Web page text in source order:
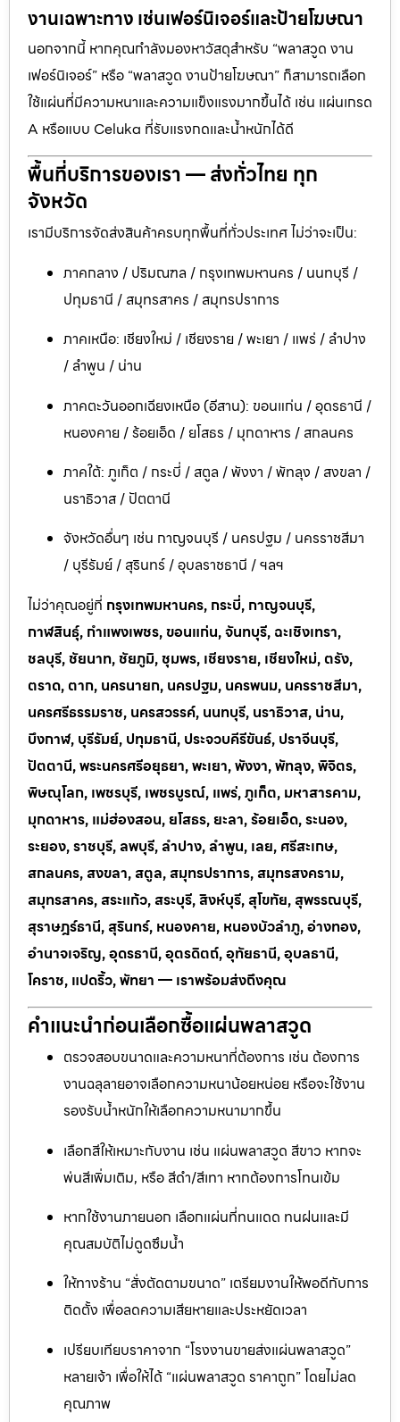
งานเฉพาะทาง เช่นเฟอร์นิเจอร์และป้ายโฆษณา
นอกจากนี้ หากคุณกำลังมองหาวัสดุสำหรับ “พลาสวูด งาน
เฟอร์นิเจอร์” หรือ “พลาสวูด งานป้ายโฆษณา” ก็สามารถเลือก
ใช้แผ่นที่มีความหนาและความแข็งแรงมากขึ้นได้ เช่น แผ่นเกรด
A หรือแบบ Celuka ที่รับแรงกดและน้ำหนักได้ดี
พื้นที่บริการของเรา — ส่งทั่วไทย ทุก
จังหวัด
เรามีบริการจัดส่งสินค้าครบทุกพื้นที่ทั่วประเทศ ไม่ว่าจะเป็น:
ภาคกลาง / ปริมณฑล / กรุงเทพมหานคร / นนทบุรี /
ปทุมธานี / สมุทรสาคร / สมุทรปราการ
ภาคเหนือ: เชียงใหม่ / เชียงราย / พะเยา / แพร่ / ลำปาง
/ ลำพูน / น่าน
ภาคตะวันออกเฉียงเหนือ (อีสาน): ขอนแก่น / อุดรธานี /
หนองคาย / ร้อยเอ็ด / ยโสธร / มุกดาหาร / สกลนคร
ภาคใต้: ภูเก็ต / กระบี่ / สตูล / พังงา / พัทลุง / สงขลา /
นราธิวาส / ปัตตานี
จังหวัดอื่นๆ เช่น กาญจนบุรี / นครปฐม / นครราชสีมา
/ บุรีรัมย์ / สุรินทร์ / อุบลราชธานี / ฯลฯ
ไม่ว่าคุณอยู่ที่ กรุงเทพมหานคร, กระบี่, กาญจนบุรี,
กาฬสินธุ์, กำแพงเพชร, ขอนแก่น, จันทบุรี, ฉะเชิงเทรา,
ชลบุรี, ชัยนาท, ชัยภูมิ, ชุมพร, เชียงราย, เชียงใหม่, ตรัง,
ตราด, ตาก, นครนายก, นครปฐม, นครพนม, นครราชสีมา,
นครศรีธรรมราช, นครสวรรค์, นนทบุรี, นราธิวาส, น่าน,
บึงกาฬ, บุรีรัมย์, ปทุมธานี, ประจวบคีรีขันธ์, ปราจีนบุรี,
ปัตตานี, พระนครศรีอยุธยา, พะเยา, พังงา, พัทลุง, พิจิตร,
พิษณุโลก, เพชรบุรี, เพชรบูรณ์, แพร่, ภูเก็ต, มหาสารคาม,
มุกดาหาร, แม่ฮ่องสอน, ยโสธร, ยะลา, ร้อยเอ็ด, ระนอง,
ระยอง, ราชบุรี, ลพบุรี, ลำปาง, ลำพูน, เลย, ศรีสะเกษ,
สกลนคร, สงขลา, สตูล, สมุทรปราการ, สมุทรสงคราม,
สมุทรสาคร, สระแก้ว, สระบุรี, สิงห์บุรี, สุโขทัย, สุพรรณบุรี,
สุราษฎร์ธานี, สุรินทร์, หนองคาย, หนองบัวลำภู, อ่างทอง,
อำนาจเจริญ, อุดรธานี, อุตรดิตถ์, อุทัยธานี, อุบลธานี,
โคราช, แปดริ้ว, พัทยา — เราพร้อมส่งถึงคุณ
คำแนะนำก่อนเลือกซื้อแผ่นพลาสวูด
ตรวจสอบขนาดและความหนาที่ต้องการ เช่น ต้องการ
งานฉลุลายอาจเลือกความหนาน้อยหน่อย หรือจะใช้งาน
รองรับน้ำหนักให้เลือกความหนามากขึ้น
เลือกสีให้เหมาะกับงาน เช่น แผ่นพลาสวูด สีขาว หากจะ
พ่นสีเพิ่มเติม, หรือ สีดำ/สีเทา หากต้องการโทนเข้ม
หากใช้งานภายนอก เลือกแผ่นที่ทนแดด ทนฝนและมี
คุณสมบัติไม่ดูดซึมน้ำ
ให้ทางร้าน “สั่งตัดตามขนาด” เตรียมงานให้พอดีกับการ
ติดตั้ง เพื่อลดความเสียหายและประหยัดเวลา
เปรียบเทียบราคาจาก “โรงงานขายส่งแผ่นพลาสวูด”
หลายเจ้า เพื่อให้ได้ “แผ่นพลาสวูด ราคาถูก” โดยไม่ลด
คุณภาพ